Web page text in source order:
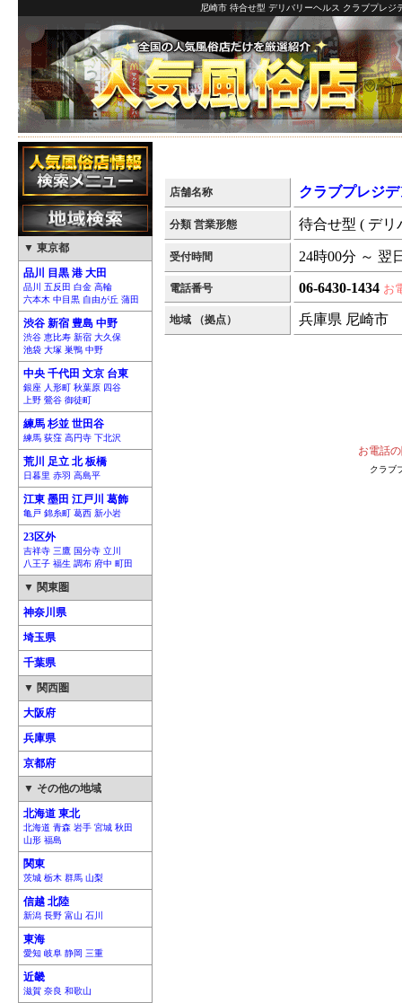
尼崎市 待合せ型 デリバリーヘルス クラブプレ
▼ 東京都
品川 目黒 港 大田
品川 五反田 白金 高輪
六本木 中目黒 自由が丘 蒲田
渋谷 新宿 豊島 中野
渋谷 恵比寿 新宿 大久保
池袋 大塚 巣鴨 中野
中央 千代田 文京 台東
銀座 人形町 秋葉原 四谷
上野 鶯谷 御徒町
練馬 杉並 世田谷
練馬 荻窪 高円寺 下北沢
荒川 足立 北 板橋
日暮里 赤羽 高島平
江東 墨田 江戸川 葛飾
亀戸 錦糸町 葛西 新小岩
23区外
吉祥寺 三鷹 国分寺 立川
八王子 福生 調布 府中 町田
▼ 関東圏
神奈川県
埼玉県
千葉県
▼ 関西圏
大阪府
兵庫県
京都府
▼ その他の地域
北海道 東北
北海道 青森 岩手 宮城 秋田
山形 福島
関東
茨城 栃木 群馬 山梨
信越 北陸
新潟 長野 富山 石川
東海
愛知 岐阜 静岡 三重
近畿
滋賀 奈良 和歌山
店舗名称 クラブプレジ
分類 営業形態 待合せ型 ( デリ
受付時間 24時00分 ～ 翌
電話番号 06-6430-1434 お
地域 （拠点） 兵庫県 尼崎市
お電話
クラブ